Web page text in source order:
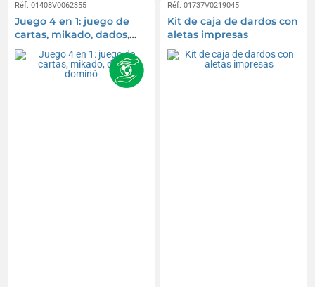
Réf. 01408V0062355
Juego 4 en 1: juego de
cartas, mikado, dados,
dominó
Réf. 01737V0219045
Kit de caja de dardos con
aletas impresas